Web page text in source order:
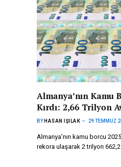
Almanya’nın Kamu
Kırdı: 2,66 Trilyon
BY HASAN IŞILAK 29 TEMMUZ
Almanya’nın kamu borcu
rekora ulaşarak 2 trilyon 662,2